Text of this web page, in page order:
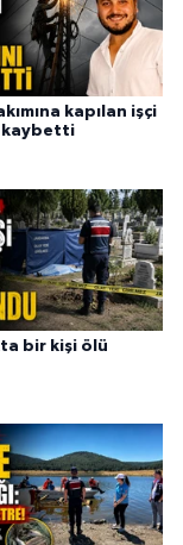
kapılan işçi
kaybetti
bir kişi ölü